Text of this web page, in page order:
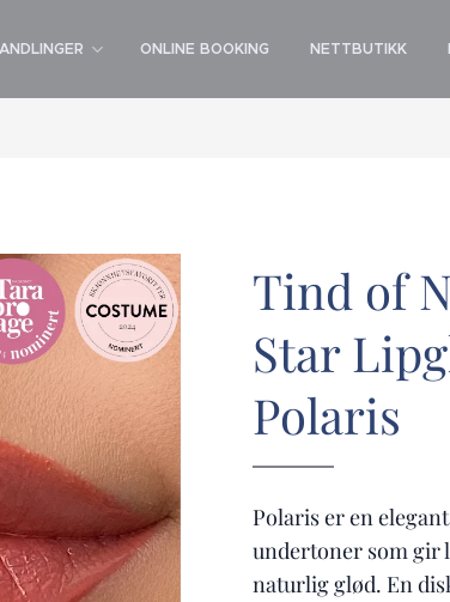
ONLINE BOOKING NETTBUTIKK
Tind of
Star
Polaris
Polaris er en
undertoner som gir
naturlig glød. En